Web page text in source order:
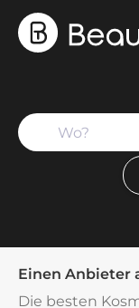
Einen Anbieter
Die besten